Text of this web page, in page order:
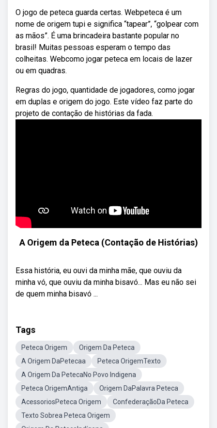
O jogo de peteca guarda certas. Webpeteca é um
nome de origem tupi e significa “tapear”, “golpear com
as mãos”. É uma brincadeira bastante popular no
brasil! Muitas pessoas esperam o tempo das
colheitas. Webcomo jogar peteca em locais de lazer
ou em quadras.
Regras do jogo, quantidade de jogadores, como jogar
em duplas e origem do jogo. Este vídeo faz parte do
projeto de contação de histórias da fada.
A Origem da Peteca (Contação de Histórias)
Essa história, eu ouvi da minha mãe, que ouviu da
minha vó, que ouviu da minha bisavó... Mas eu não sei
de quem minha bisavó ...
Tags
Peteca Origem
Origem Da Peteca
A Origem DaPetecaa
Peteca OrigemTexto
A Origem Da PetecaNo Povo Indigena
Peteca OrigemAntiga
Origem DaPalavra Peteca
AcessoriosPeteca Origem
ConfederaçãoDa Peteca
Texto Sobrea Peteca Origem